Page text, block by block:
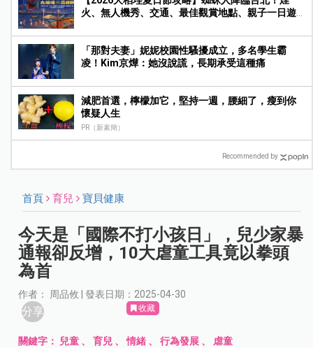
火、無人機秀、交通、最佳觀賞地點、親子一日遊
「那對夫妻」妮妮校園性騷擾成立，多名學生霸
凌！Kim京燁：她沒說謊，長期承受這種痛
減肥首選，檸檬加它，堅持一週，腰細了，瘦到你
懷疑人生
PR（新素簡）
Recommended by
首頁 育兒 寶貝健康
今天是「國際不打小孩日」，兒少家暴
通報卻反增，10大虐童工具竟以拳頭
為首
作者： 周品攸 | 發表日期：2025-04-30
分享 收藏
關鍵字： 兒童 、育兒 、情緒 、行為發展 、 虐童